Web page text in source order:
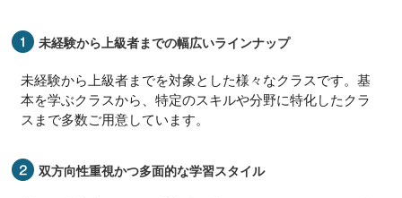
未経験から上級者までの幅広いラインナップ
未経験から上級者までを対象とした様々なクラスです。基
本を学ぶクラスから、特定のスキルや分野に特化したクラ
スまで多数ご用意しています。
双方向性重視かつ多面的な学習スタイル